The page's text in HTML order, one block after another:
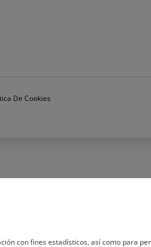
con fines estadísticos, así como para
De Cookies